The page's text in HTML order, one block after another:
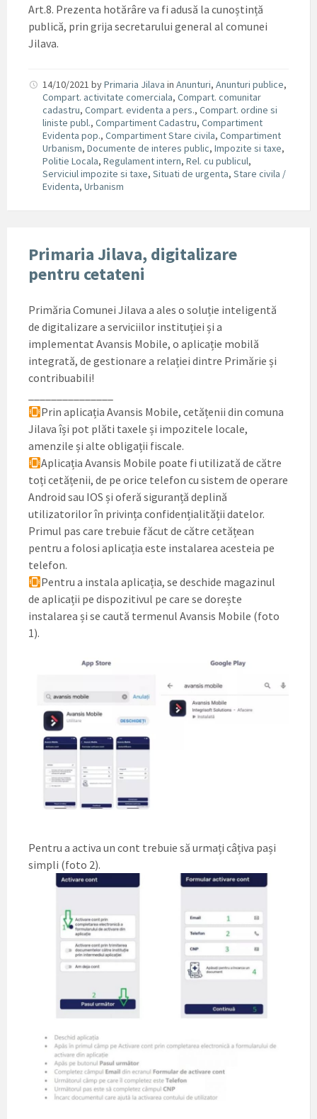
Art.8. Prezenta hotărâre va fi adusă la cunoștință
publică, prin grija secretarului general al comunei
Jilava.
14/10/2021 byPrimaria Jilava in Anunturi, Anunturi publice,
Compart. activitate comerciala, Compart. comunitar
cadastru, Compart. evidenta a pers., Compart. ordine si
liniste publ., Compartiment Cadastru, Compartiment
Evidenta pop., Compartiment Stare civila, Compartiment
Urbanism, Documente de interes public, Impozite si taxe,
Politie Locala, Regulament intern, Rel. cu publicul,
Serviciul impozite si taxe, Situati de urgenta, Stare civila /
Evidenta, Urbanism
Primaria Jilava, digitalizare
pentru cetateni
Primăria Comunei Jilava a ales o soluție inteligentă
de digitalizare a serviciilor instituției și a
implementat Avansis Mobile, o aplicație mobilă
integrată, de gestionare a relației dintre Primărie și
contribuabili!
Prin aplicația Avansis Mobile, cetățenii din comuna
Jilava își pot plăti taxele și impozitele locale,
amenzile și alte obligații fiscale.
Aplicația Avansis Mobile poate fi utilizată de către
toți cetățenii, de pe orice telefon cu sistem de operare
Android sau IOS și oferă siguranță deplină
utilizatorilor în privința confidențialității datelor.
Primul pas care trebuie făcut de către cetățean
pentru a folosi aplicația este instalarea acesteia pe
telefon.
Pentru a instala aplicația, se deschide magazinul
de aplicații pe dispozitivul pe care se dorește
instalarea și se caută termenul Avansis Mobile (foto
1).
Pentru a activa un cont trebuie să urmați câțiva pași
simpli (foto 2).